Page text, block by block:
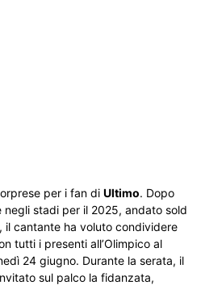
per i fan di Ultimo. Dopo
stadi per il 2025, andato sold
il cantante ha voluto condividere
tutti i presenti all’Olimpico al
24 giugno. Durante la serata, il
sul palco la fidanzata,